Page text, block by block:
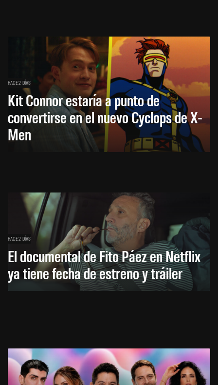
HACE 2 DÍAS
Kit Connor estaría a punto de
convertirse en el nuevo Cyclops de X-
Men
HACE 2 DÍAS
El documental de Fito Páez en Netflix
ya tiene fecha de estreno y tráiler